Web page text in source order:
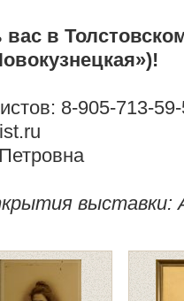
в
8-905-713-
выставки: